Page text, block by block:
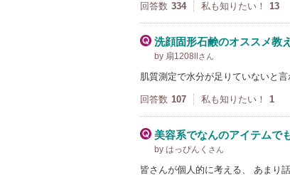
回答数 334 私も知りたい！ 13
洗顔固形石鹸のオススメ教
by 扇1208ll さん
肌質測定で水分が足りていないと
回答数 107 私も知りたい！ 1
美容系でなんのアイテムで
by はっぴんく さん
皆さんが個人的に考える、 あまり